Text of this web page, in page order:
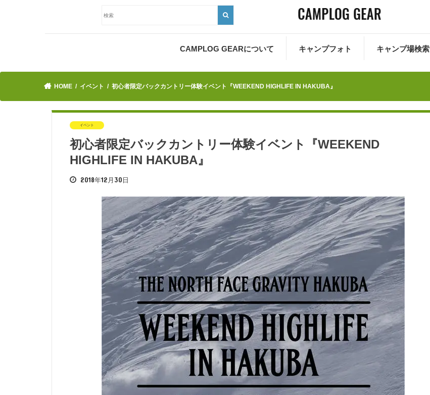
CAMPLOG GEARについて キャンプフォト キャンプ場検索
HOME イベント 初心者限定バックカントリー体験イベント『WEEKEND HIGHLIFE IN HAKUBA』
イベント
初心者限定バックカントリー体験イベント『WEEKEND
HIGHLIFE IN HAKUBA』
2018年12月30日